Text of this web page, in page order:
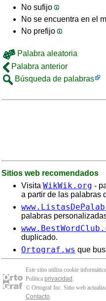
No sufijo
No se encuentra en el
No prefijo
Palabra aleatoria
Palabra anterior
Búsqueda de palabras
Sitios web recomendados
Visita WikWik.org -
a partir de las palabras
palabras
duplicado.
Ortograf.ws que
Este sitio utiliza cookie
Política privacidad .
© Ortograf Inc. Sitio web
Contacto.